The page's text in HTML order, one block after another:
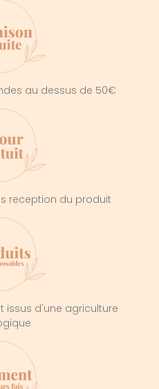
au dessus de 50€
reception du produit
issus d'une agriculture